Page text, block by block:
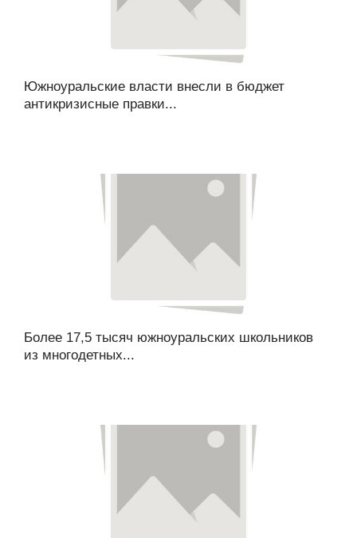
Южноуральские власти внесли в бюджет
антикризисные правки...
Более 17,5 тысяч южноуральских школьников
из многодетных...